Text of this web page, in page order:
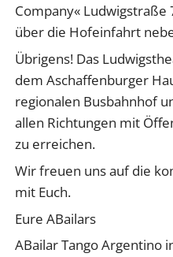
Company« Ludwigstraße
über die Hofeinfahrt
Übrigens! Das
dem Aschaffenburger
regionalen Busbahnhof
allen Richtungen mit
zu erreichen.
Wir freuen uns auf die
mit Euch.
Eure ABailars
ABailar Tango Argentino